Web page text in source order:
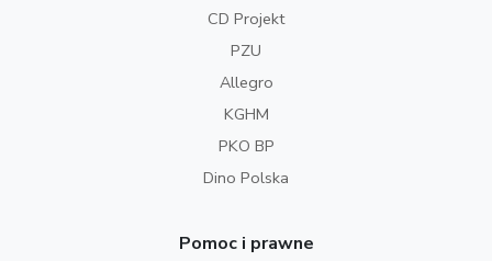
CD Projekt
PZU
Allegro
KGHM
PKO BP
Dino Polska
Pomoc i prawne